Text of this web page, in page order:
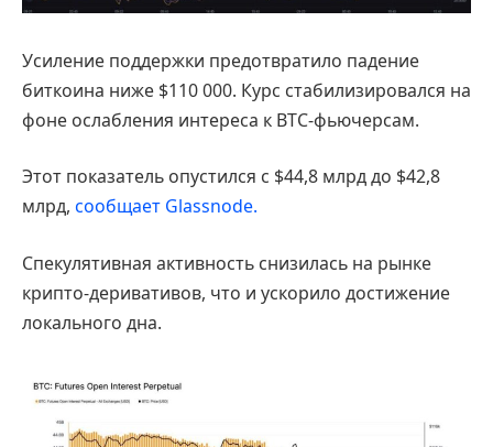
Усиление поддержки предотвратило падение
биткоина ниже $110 000. Курс стабилизировался на
фоне ослабления интереса к BTC-фьючерсам.
Этот показатель опустился с $44,8 млрд до $42,8
млрд, сообщает Glassnode.
Спекулятивная активность снизилась на рынке
крипто-деривативов, что и ускорило достижение
локального дна.